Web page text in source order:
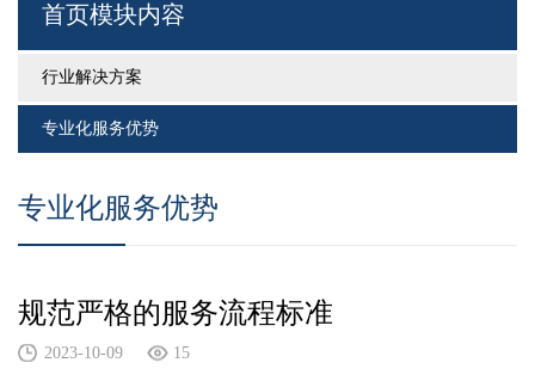
首页模块内容
行业解决方案
专业化服务优势
专业化服务优势
规范严格的服务流程标准
2023-10-09 15